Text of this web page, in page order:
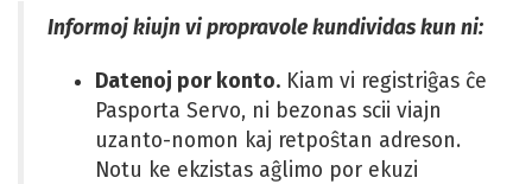
Informoj kiujn vi propravole kundividas kun ni:
Datenoj por konto. Kiam vi registriĝas ĉe
Pasporta Servo, ni bezonas scii viajn
uzanto-nomon kaj retpoŝtan adreson.
Notu ke ekzistas aĝlimo por ekuzi